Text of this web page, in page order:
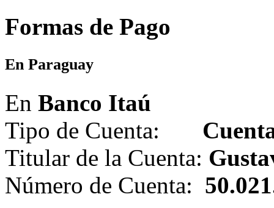
Formas de Pago
En Paraguay
En Banco Itaú
Tipo de Cuenta:
Titular de la Cuenta:
Número de Cuenta: